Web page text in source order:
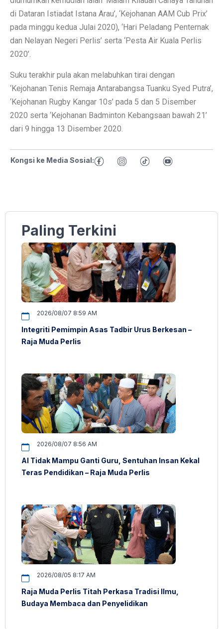
di Dataran Istiadat Istana Arau’, ‘Kejohanan AAM Cub Prix’
pada minggu kedua Julai 2020), ‘Hari Peladang Penternak
dan Nelayan Negeri Perlis’ serta ‘Pesta Air Kuala Perlis
2020’.
Suku terakhir pula akan melabuhkan tirai dengan
‘Kejohanan Tenis Remaja Antarabangsa Tuanku Syed Putra’,
‘Kejohanan Rugby Kangar 10s’ pada 5 dan 5 Disember
2020 serta ‘Kejohanan Badminton Kebangsaan bawah 21’
dari 9 hingga 13 Disember 2020.
Kongsi ke Media Sosial:
Paling Terkini
2026/08/07 8:59 AM
Integriti Pemimpin Asas Tadbir Urus Berkesan –
Raja Muda Perlis
2026/08/07 8:56 AM
AI Tidak Mampu Ganti Guru, Sentuhan Insan Kekal
Teras Pendidikan – Raja Muda Perlis
2026/08/05 8:17 AM
Raja Muda Perlis Titah Perkasa Tradisi Ilmu,
Budaya Membaca dan Penyelidikan